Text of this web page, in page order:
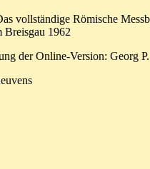
vollständige Römische
1962
der Online-Version: Georg